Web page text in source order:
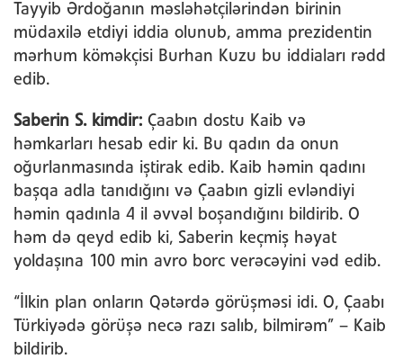
Tayyib Ərdoğanın məsləhətçilərindən birinin
müdaxilə etdiyi iddia olunub, amma prezidentin
mərhum köməkçisi Burhan Kuzu bu iddiaları rədd
edib.
Saberin S. kimdir: Çaabın dostu Kaib və
həmkarları hesab edir ki. Bu qadın da onun
oğurlanmasında iştirak edib. Kaib həmin qadını
başqa adla tanıdığını və Çaabın gizli evləndiyi
həmin qadınla 4 il əvvəl boşandığını bildirib. O
həm də qeyd edib ki, Saberin keçmiş həyat
yoldaşına 100 min avro borc verəcəyini vəd edib.
“İlkin plan onların Qətərdə görüşməsi idi. O, Çaabı
Türkiyədə görüşə necə razı salıb, bilmirəm” – Kaib
bildirib.